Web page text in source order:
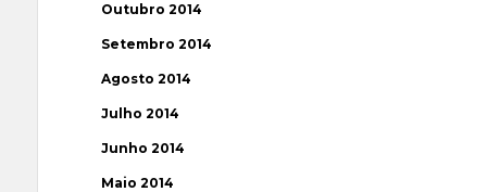
Outubro 2014
Setembro 2014
Agosto 2014
Julho 2014
Junho 2014
Maio 2014